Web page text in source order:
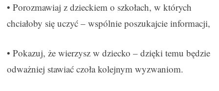
• Porozmawiaj z dzieckiem o szkołach, w których
chciałoby się uczyć – wspólnie poszukajcie informacji,
• Pokazuj, że wierzysz w dziecko – dzięki temu będzie
odważniej stawiać czoła kolejnym wyzwaniom.